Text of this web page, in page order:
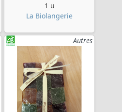
1 u
La Biolangerie
Autres